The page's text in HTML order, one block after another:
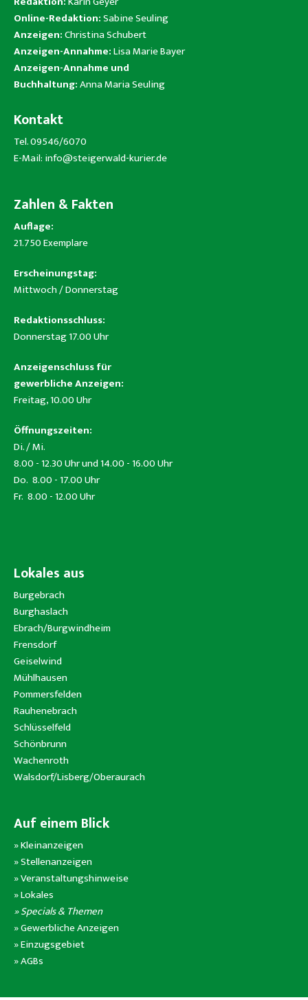
Online-Redaktion:Sabine Seuling
Anzeigen:Christina Schubert
Anzeigen-Annahme:Lisa Marie Bayer
Anzeigen-Annahme und
Buchhaltung:Anna Maria Seuling
Kontakt
Tel. 09546/6070
E-Mail: info@steigerwald-kurier.de
Zahlen & Fakten
Auflage:
21.750 Exemplare
Erscheinungstag:
Mittwoch / Donnerstag
Redaktionsschluss:
Donnerstag 17.00 Uhr
Anzeigenschluss für
gewerbliche Anzeigen:
Freitag, 10.00 Uhr
Öffnungszeiten:
Di. / Mi.
8.00 - 12.30 Uhr und 14.00 - 16.00 Uhr
Do. 8.00 - 17.00 Uhr
Fr. 8.00 - 12.00 Uhr
Lokales aus
Burgebrach
Burghaslach
Ebrach/Burgwindheim
Frensdorf
Geiselwind
Mühlhausen
Pommersfelden
Rauhenebrach
Schlüsselfeld
Schönbrunn
Wachenroth
Walsdorf/Lisberg/Oberaurach
Auf einem Blick
»Kleinanzeigen
»Stellenanzeigen
»Veranstaltungshinweise
»Lokales
» Specials & Themen
»Gewerbliche Anzeigen
»Einzugsgebiet
»AGBs